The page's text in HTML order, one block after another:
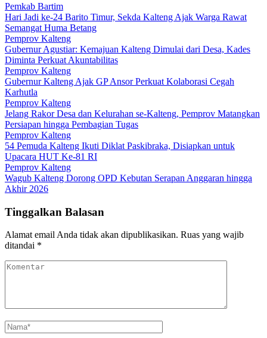
Pemkab Bartim
Hari Jadi ke-24 Barito Timur, Sekda Kalteng Ajak Warga Rawat
Semangat Huma Betang
Pemprov Kalteng
Gubernur Agustiar: Kemajuan Kalteng Dimulai dari Desa, Kades
Diminta Perkuat Akuntabilitas
Pemprov Kalteng
Gubernur Kalteng Ajak GP Ansor Perkuat Kolaborasi Cegah
Karhutla
Pemprov Kalteng
Jelang Rakor Desa dan Kelurahan se-Kalteng, Pemprov Matangkan
Persiapan hingga Pembagian Tugas
Pemprov Kalteng
54 Pemuda Kalteng Ikuti Diklat Paskibraka, Disiapkan untuk
Upacara HUT Ke-81 RI
Pemprov Kalteng
Wagub Kalteng Dorong OPD Kebutan Serapan Anggaran hingga
Akhir 2026
Tinggalkan Balasan
Alamat email Anda tidak akan dipublikasikan. Ruas yang wajib
ditandai *